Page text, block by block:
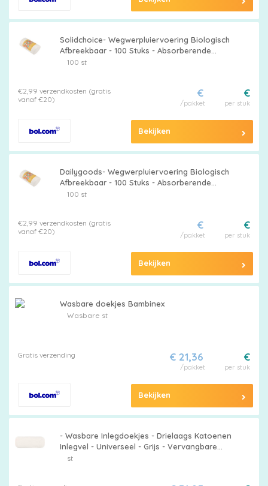
Solidchoice- Wegwerpluiervoering Biologisch
Afbreekbaar - 100 Stuks - Absorberende
Babyluierinzetstukken - Natte Doekjesfunctie
100 st
€2,99 verzendkosten (gratis
vanaf €20)
€
per stuk
€
/pakket
Bekijken
Dailygoods- Wegwerpluiervoering Biologisch
Afbreekbaar - 100 Stuks - Absorberende
Babyluierinzetstukken - Natte Doekjesfunctie
100 st
€2,99 verzendkosten (gratis
vanaf €20)
€
per stuk
€
/pakket
Bekijken
Wasbare doekjes Bambinex
Wasbare st
Gratis verzending €
per stuk
€ 21,36
/pakket
Bekijken
- Wasbare Inlegdoekjes - Drielaags Katoenen
Inlegvel - Universeel - Grijs - Vervangbare
Inlegdoekjes voor Herbruikbare Luiers -
st